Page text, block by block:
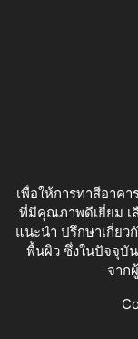
เพื่อให้การทาสีอาค
ที่มีคุณภาพดีเยี่ยม เ
แนะนำ ปรึกษาเกี่ยว
พื้นผิว ซึ่งในปัจจุบั
จาก